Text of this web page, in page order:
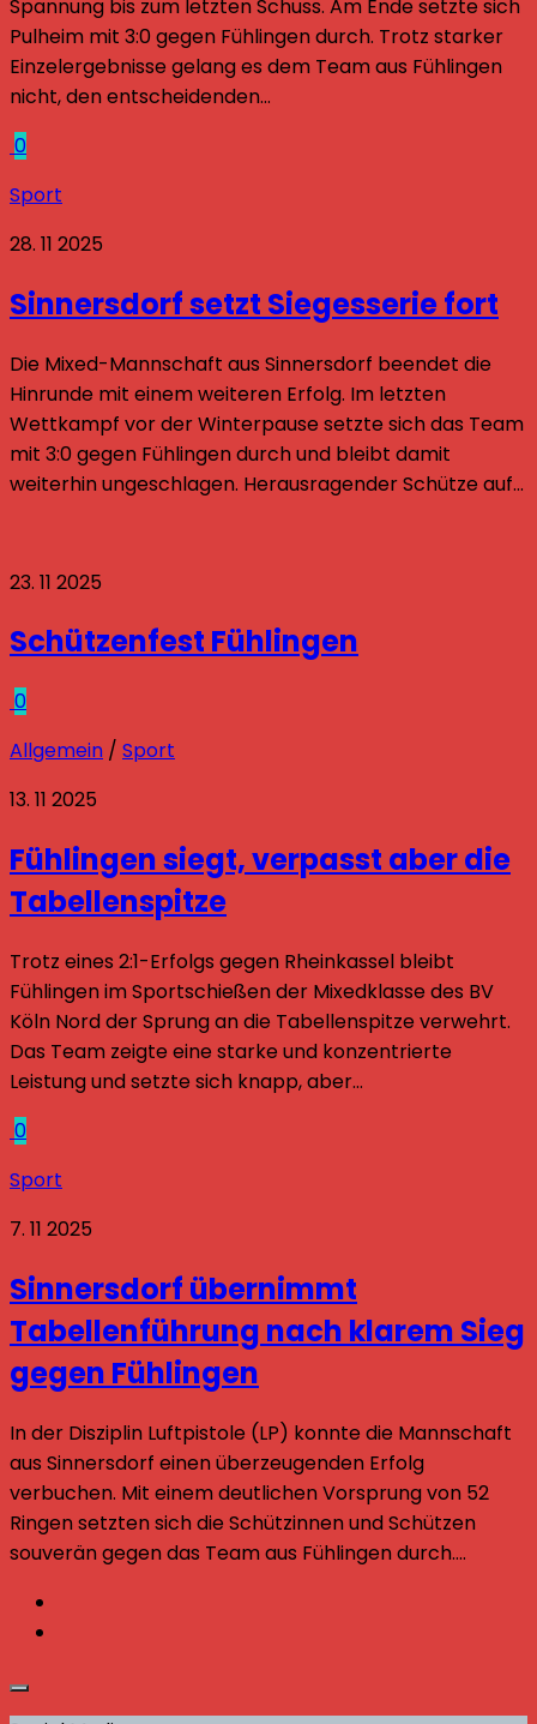
Spannung bis zum letzten Schuss. Am Ende setzte sich
Pulheim mit 3:0 gegen Fühlingen durch. Trotz starker
Einzelergebnisse gelang es dem Team aus Fühlingen
nicht, den entscheidenden...
0
Sport
28. 11 2025
Sinnersdorf setzt Siegesserie fort
Die Mixed-Mannschaft aus Sinnersdorf beendet die
Hinrunde mit einem weiteren Erfolg. Im letzten
Wettkampf vor der Winterpause setzte sich das Team
mit 3:0 gegen Fühlingen durch und bleibt damit
weiterhin ungeschlagen. Herausragender Schütze auf...
23. 11 2025
Schützenfest Fühlingen
0
Allgemein / Sport
13. 11 2025
Fühlingen siegt, verpasst aber die
Tabellenspitze
Trotz eines 2:1-Erfolgs gegen Rheinkassel bleibt
Fühlingen im Sportschießen der Mixedklasse des BV
Köln Nord der Sprung an die Tabellenspitze verwehrt.
Das Team zeigte eine starke und konzentrierte
Leistung und setzte sich knapp, aber...
0
Sport
7. 11 2025
Sinnersdorf übernimmt
Tabellenführung nach klarem Sieg
gegen Fühlingen
In der Disziplin Luftpistole (LP) konnte die Mannschaft
aus Sinnersdorf einen überzeugenden Erfolg
verbuchen. Mit einem deutlichen Vorsprung von 52
Ringen setzten sich die Schützinnen und Schützen
souverän gegen das Team aus Fühlingen durch....